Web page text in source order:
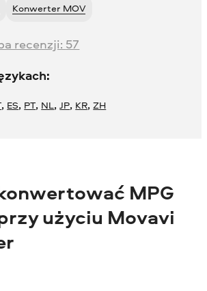
Konwerter MOV
recenzji: 57
, ES, PT, NL,JP, KR,ZH
MPG
użyciu Movavi